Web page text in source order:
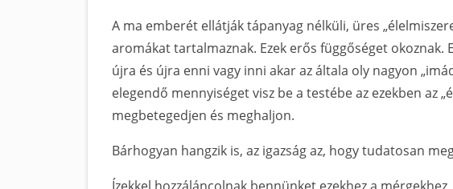
A ma emberét ellátják tápanyag nélküli, üres
aromákat tartalmaznak. Ezek erős függőséget okoznak.
újra és újra enni vagy inni akar az általa oly nagyon
elegendő mennyiséget visz be a testébe az ezekben az
megbetegedjen és meghaljon.
Bárhogyan hangzik is, az igazság az, hogy tudatosan